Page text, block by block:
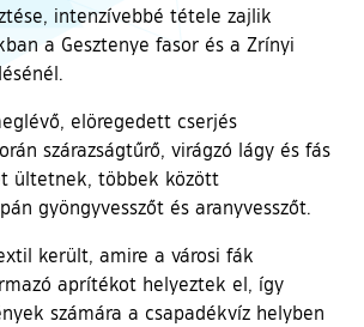
intenzívebbé tétele zajlik
a Gesztenye fasor és a Zrínyi
elöregedett cserjés
szárazságtűrő, virágzó lágy és fás
ültetnek, többek között
gyöngyvesszőt és aranyvesszőt.
került, amire a városi fák
aprítékot helyeztek el, így
számára a csapadékvíz helyben